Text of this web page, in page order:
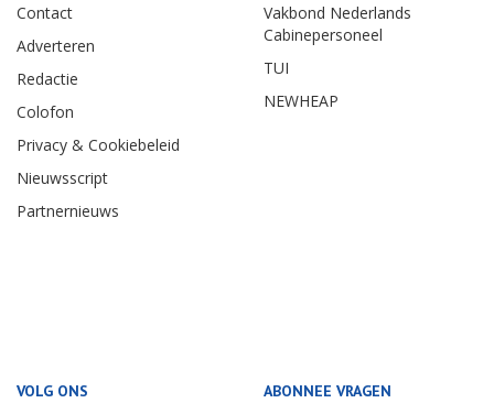
Contact
Adverteren
Redactie
Colofon
Privacy & Cookiebeleid
Nieuwsscript
Partnernieuws
Vakbond Nederlands
Cabinepersoneel
TUI
NEWHEAP
VOLG ONS ABONNEE VRAGEN